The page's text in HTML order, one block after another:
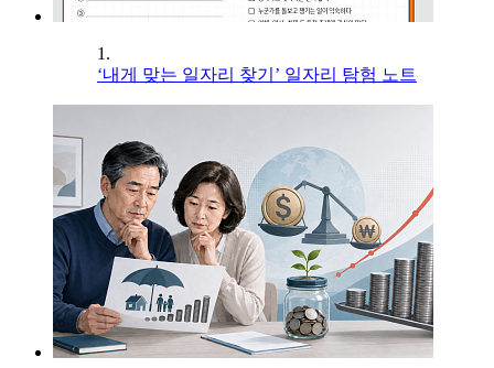
1.
‘내게 맞는 일자리 찾기’ 일자리 탐험 노트